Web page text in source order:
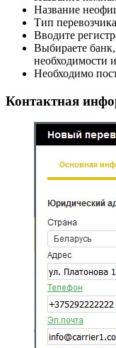
Название
Тип
Вводите
Выбираете
необходимости
Необходимо
Контактная